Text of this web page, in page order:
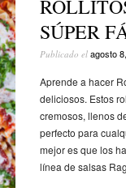
SÚPER
Publicado el agosto
Aprende a hacer
deliciosos. Estos
cremosos, llenos
perfecto para
mejor es que los
línea de salsas